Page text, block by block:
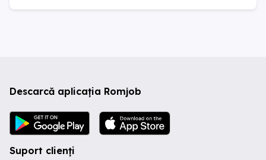
Descarcă aplicația Romjob
Suport clienți